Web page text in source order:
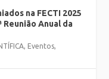
na FECTI 2025
Reunião Anual da
, Eventos,